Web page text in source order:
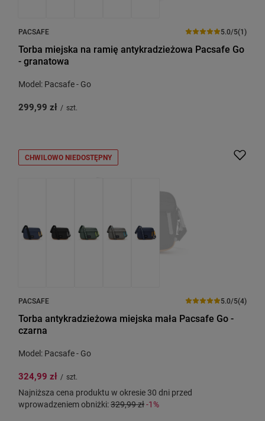
PACSAFE 5.0/5(1)
Torba miejska na ramię antykradzieżowa Pacsafe Go
- granatowa
Model: Pacsafe - Go
299,99 zł / szt.
CHWILOWO NIEDOSTĘPNY
PACSAFE 5.0/5(4)
Torba antykradzieżowa miejska mała Pacsafe Go -
czarna
Model: Pacsafe - Go
324,99 zł / szt.
Najniższa cena produktu w okresie 30 dni przed
wprowadzeniem obniżki:329,99 zł-1%